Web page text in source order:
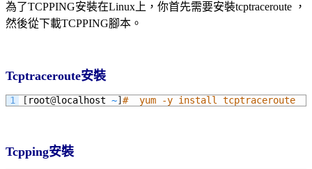
為了TCPPING安裝在Linux上，你首先需要安裝tcptraceroute ，
然後從下載TCPPING腳本。
Tcptraceroute安裝
1 [ root@localhost ~] #  yum -y install tcptraceroute
Tcpping安裝